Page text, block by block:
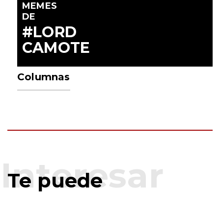
MEMES
DE
#LORD
CAMOTE
Columnas
Te puede